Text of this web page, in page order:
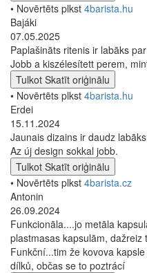
• Novērtēts plkst 4barista.hu
Bajáki
07.05.2025
Paplašināts ritenis ir labāks
Jobb a kiszélesített perem,
Tulkot Skatīt oriģinālu
• Novērtēts plkst 4barista.hu
Erdei
15.11.2024
Jaunais dizains ir daudz
Az új design sokkal jobb.
Tulkot Skatīt oriģinālu
• Novērtēts plkst 4barista.cz
Antonin
26.09.2024
Funkcionāla....jo metāla
plastmasas kapsulām, dažreiz
Funkční...tim že kovova
dílků, občas se to poztrácí